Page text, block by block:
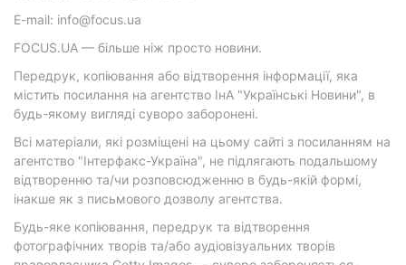
E-mail: info@focus.ua
FOCUS.UA — більше ніж просто новини.
Передрук, копіювання або відтворення інформації, яка
містить посилання на агентство ІнА "Українські Новини", в
будь-якому вигляді суворо заборонені.
Всі матеріали, які розміщені на цьому сайті з посиланням на
агентство "Інтерфакс-Україна", не підлягають подальшому
відтворенню та/чи розповсюдженню в будь-якій формі,
інакше як з письмового дозволу агентства.
Будь-яке копіювання, передрук та відтворення
фотографічних творів та/або аудіовізуальних творів